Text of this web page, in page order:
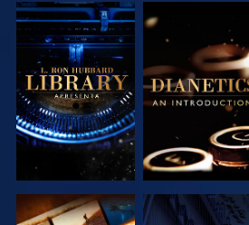
EXPLORAR A
SÉRIE
EXPLORAR A
SÉRIE